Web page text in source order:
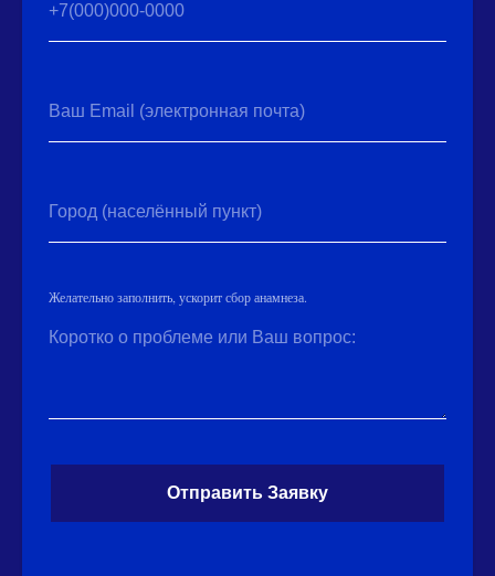
+7(000)000-0000
Ваш Email (электронная почта)
Город (населённый пункт)
Желательно заполнить, ускорит сбор анамнеза.
Коротко о проблеме или Ваш вопрос:
Отправить Заявку